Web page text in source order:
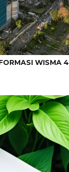
WISMA